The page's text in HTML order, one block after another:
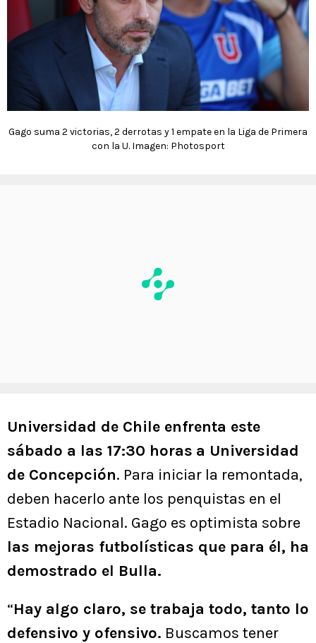
Gago suma 2 victorias, 2 derrotas y 1 empate en la Liga de Primera
con la U. Imagen: Photosport
Universidad de Chile enfrenta este
sábado a las 17:30 horas a Universidad
de Concepción. Para iniciar la remontada,
deben hacerlo ante los penquistas en el
Estadio Nacional. Gago es optimista sobre
las mejoras futbolísticas que para él, ha
demostrado el Bulla.
“Hay algo claro, se trabaja todo, tanto lo
defensivo y ofensivo. Buscamos tener